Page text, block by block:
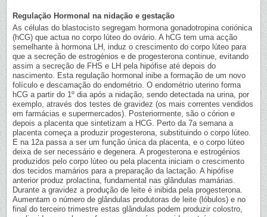
Regulação Hormonal na nidação e gestação
As células do blastocisto segregam hormona gonadotropina coriónica
(hCG) que actua no corpo lúteo do ovário. A hCG tem uma acção
semelhante à hormona LH, induz o crescimento do corpo lúteo para
que a secreção de estrogénios e de progesterona continue, evitando
assim a secreção de FHS e LH pela hipófise até depois do
nascimento. Esta regulação hormonal inibe a formação de um novo
folículo e descamação do endométrio. O endométrio uterino forma
hCG a partir do 1º dia após a nidação, sendo detectada na urina, por
exemplo, através dos testes de gravidez (os mais correntes vendidos
em farmácias e supermercados). Posteriormente, são o córion e
depois a placenta que sintetizam a HCG. Perto da 7a semana a
placenta começa a produzir progesterona, substituindo o corpo lúteo.
E na 12a passa a ser um função única da placenta, e o corpo lúteo
deixa de ser necessário e degenera. A progesterona e estrogénios
produzidos pelo corpo lúteo ou pela placenta iniciam o crescimento
dos tecidos mamários para a preparação da lactação. A hipófise
anterior produz prolactina, fundamental nas glândulas mamárias.
Durante a gravidez a produção de leite é inibida pela progesterona.
Aumentam o número de glândulas produtoras de leite (lóbulos) e no
final do terceiro trimestre estas glândulas podem produzir colostro,